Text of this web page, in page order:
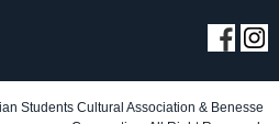
Students Cultural Association & Benesse